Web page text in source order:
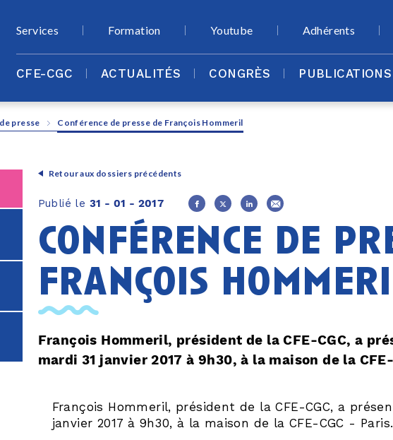
CFE-CGC ACTUALITÉS CONGRÈS PUBLICATIONS
Services Formation Youtube Adhérents
presse Conférence de presse de François Hommeril
Retour aux dossiers précédents
Publié le 31 - 01 - 2017
conférence de
françois
François Hommeril, président de la CFE-CGC, a
mardi 31 janvier 2017 à 9h30, à la maison de la
François Hommeril, président de la CFE-CGC, a
janvier 2017 à 9h30, à la maison de la CFE-CGC - Paris.